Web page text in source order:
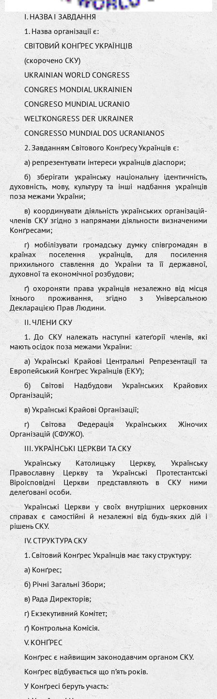
І. НАЗВА І ЗАВДАННЯ
1. Назва організації є:
СВІТОВИЙ КОНҐРЕС УКРАЇНЦІВ
(скорочено СКУ)
UKRAINIAN WORLD CONGRESS
CONGRES MONDIAL UKRAINIEN
CONGRESO MUNDIAL UCRANIO
WELTKONGRESS DER UKRAINER
CONGRESSO MUNDIAL DOS UCRANIANOS
2. Завданням Світового Конґресу Українців є:
а) репрезентувати інтереси українців діаспори;
б) зберігати українську національну ідентичність,
духовність, мову, культуру та інші надбання українців
поза межами України;
в) координувати діяльність українських організацій-
членів СКУ згідно з напрямами діяльности визначеними
Конґресами;
г) мобілізувати громадську думку співгромадян в
країнах поселення українців, для посилення
прихильного ставлення до України та її державної,
духовної та економічної розбудови;
ґ) охороняти права українців незалежно від місця
їхнього проживання, згідно з Універсальною
Декларацією Прав Людини.
ІІ. ЧЛЕНИ СКУ
1. До СКУ належать наступні катеґорії членів, які
мають осідок поза межами України:
а) Українські Крайові Центральні Репрезентації та
Европейський Конґрес Українців (ЕКУ);
б) Світові Надбудови Українських Крайових
Організацій;
в) Українські Крайові Організації;
г) Світова Федерація Українських Жіночих
Організацій (СФУЖО).
ІІІ. УКРАЇНСЬКІ ЦЕРКВИ ТА СКУ
Українську Католицьку Церкву, Українську
Православну Церкву та Українські Протестантські
Віроісповідні Церкви представляють в СКУ ними
делеґовані особи.
Українські Церкви у своїх внутрішних церковних
справах є самостійні й незалежні від будь-яких дій і
рішень СКУ.
IV. СТРУКТУРА СКУ
1. Світовий Конґрес Українців має таку структуру:
а) Конґрес;
б) Річні Загальні Збори;
в) Рада Директорів;
г) Екзекутивний Комітет;
ґ) Контрольна Комісія.
V. КОНҐРЕС
Конґрес є найвищим законодавчим органом СКУ.
Конґрес відбувається що п’ять років.
У Конґресі беруть участь: